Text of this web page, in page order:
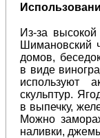
Из-за
Шимановский
домов,
в виде
используют
скульптур.
в выпечку,
Можно
наливки,